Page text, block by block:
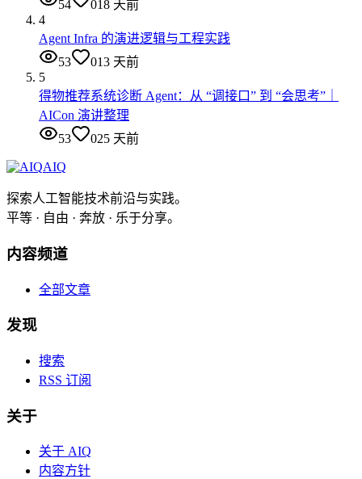
54
018 天前
4
Agent Infra 的演进逻辑与工程实践
53
013 天前
5
得物推荐系统诊断 Agent：从 “调接口” 到 “会思考”｜
AICon 演讲整理
53
025 天前
AIQ
探索人工智能技术前沿与实践。
平等 · 自由 · 奔放 · 乐于分享。
内容频道
全部文章
发现
搜索
RSS 订阅
关于
关于 AIQ
内容方针